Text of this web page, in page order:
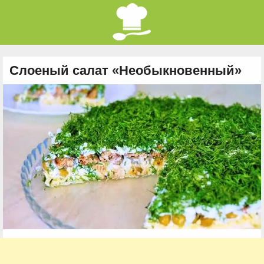
Слоеный салат «Необыкновенный»